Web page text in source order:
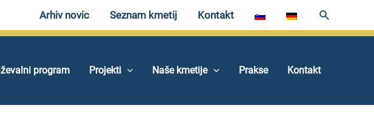
Arhiv novic Seznam kmetij Kontakt
program Projekti Naše kmetije Prakse Kontakt